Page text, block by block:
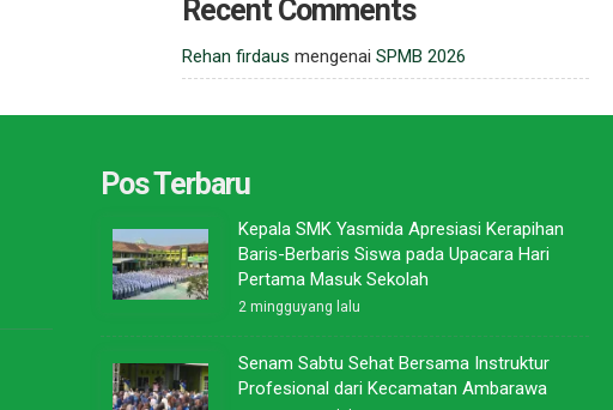
Recent Comments
Rehan firdaus mengenai SPMB 2026
Pos Terbaru
Kepala SMK Yasmida Apresiasi Kerapihan
Baris-Berbaris Siswa pada Upacara Hari
Pertama Masuk Sekolah
2 mingguyang lalu
Senam Sabtu Sehat Bersama Instruktur
Profesional dari Kecamatan Ambarawa